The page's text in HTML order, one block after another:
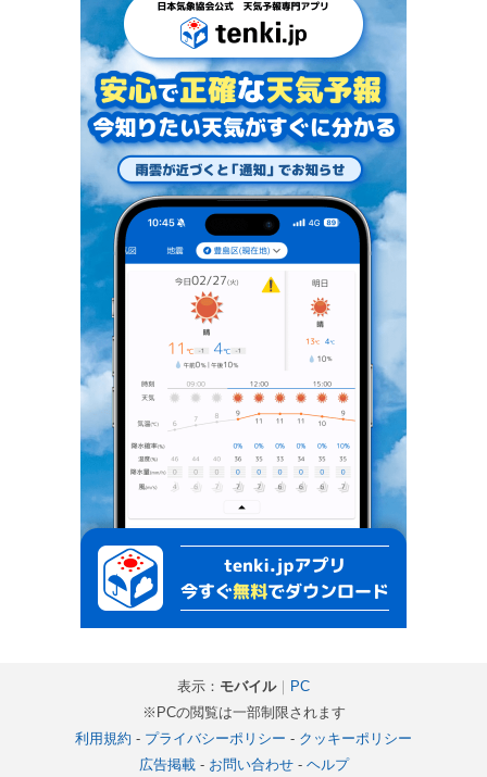
表示： モバイル｜ PC
※PCの閲覧は一部制限されます
利用規約 - プライバシーポリシー - クッキーポリシー
広告掲載- お問い合わせ- ヘルプ